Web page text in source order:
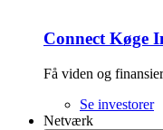
Connect Køge
Få viden og
Se investorer
Netværk